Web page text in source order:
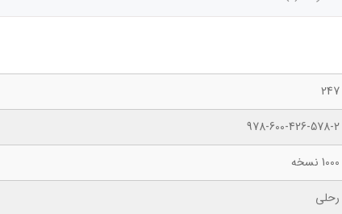
247
978-600-426-578-2
1000 نسخه
رحلی